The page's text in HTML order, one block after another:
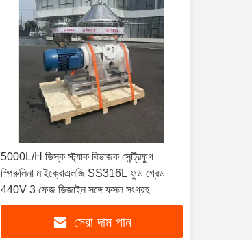
5000L/H ডিস্ক স্ট্যাক বিভাজক সেন্ট্রিফুগ
স্পিরুলিনা মাইক্রোএলজি SS316L ফুড গ্রেড
440V 3 ফেজ ডিজাইন সঙ্গে ফসল সংগ্রহ
সেরা দাম পান